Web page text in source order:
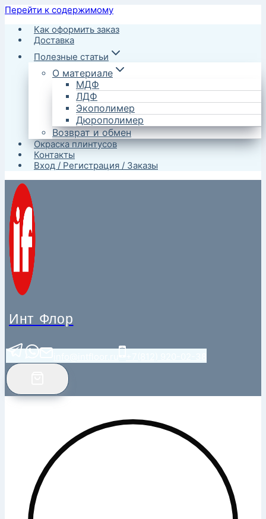
Перейти к содержимому
Как оформить заказ
Доставка
Полезные статьи
О материале
МДФ
ЛДФ
Экополимер
Дюрополимер
Возврат и обмен
Окраска плинтусов
Контакты
Вход / Регистрация / Заказы
Инт Флор